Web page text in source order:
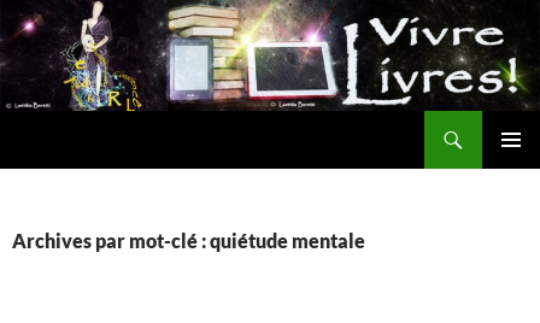
Aller
au
contenu
Archives par mot-clé : quiétude mentale